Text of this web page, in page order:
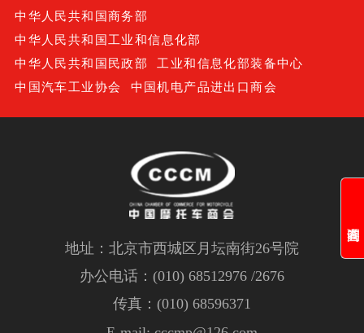
中华人民共和国商务部
中华人民共和国工业和信息化部
中华人民共和国民政部
工业和信息化部装备中心
中国汽车工业协会
中国机电产品进出口商会
地址：北京市西城区月坛南街26号院
办公电话：(010) 68512976 /2676
传真：(010) 68596371